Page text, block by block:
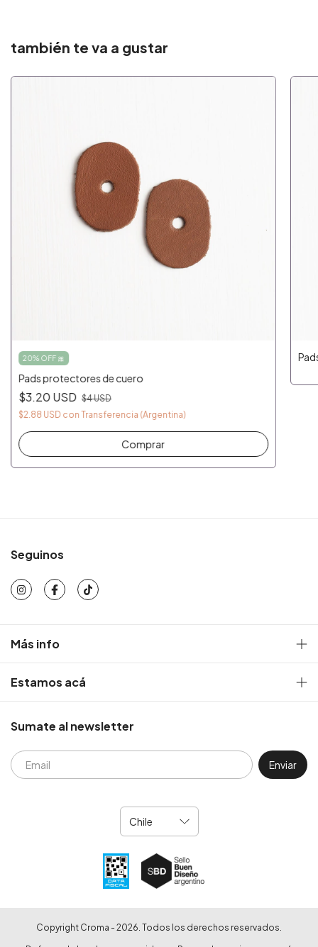
también te va a gustar
20% OFF 🎀
Pads protectores de cuero
$3.20 USD $4 USD
$2.88 USD conTransferencia (Argentina)
Comprar
Seguinos
Más info
Estamos acá
Sumate al newsletter
Copyright Croma - 2026. Todos los derechos reservados.